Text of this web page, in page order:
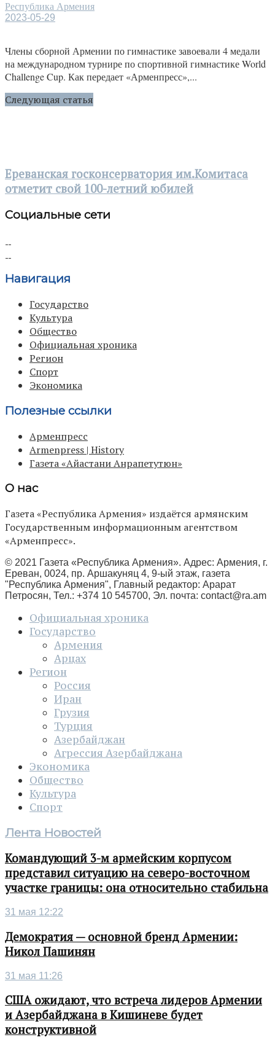
Республика Армения
2023-05-29
Члены сборной Армении по гимнастике завоевали 4 медали
на международном турнире по спортивной гимнастике World
Challenge Cup. Как передает «Арменпресс»,...
Следующая статья
Ереванская госконсерватория им.Комитаса
отметит свой 100-летний юбилей
Социальные сети
Навигация
Государство
Культура
Общество
Официальная хроника
Регион
Спорт
Экономика
Полезные ссылки
Арменпресс
Armenpress | History
Газета «Айастани Анрапетутюн»
О нас
Газета «Республика Армения» издаётся армянским
Государственным информационным агентством
«Арменпресс».
© 2021 Газета «Республика Армения». Адрес: Армения, г.
Ереван, 0024, пр. Аршакуняц 4, 9-ый этаж, газета
"Республика Армения", Главный редактор: Арарат
Петросян, Тел.: +374 10 545700, Эл. почта: contact@ra.am
Официальная хроника
Государство
Армения
Арцах
Регион
Россия
Иран
Грузия
Турция
Азербайджан
Агрессия Азербайджана
Экономика
Общество
Культура
Спорт
Лента Новостей
Командующий 3-м армейским корпусом
представил ситуацию на северо-восточном
участке границы: она относительно стабильна
31 мая 12:22
Демократия — основной бренд Армении:
Никол Пашинян
31 мая 11:26
США ожидают, что встреча лидеров Армении
и Азербайджана в Кишиневе будет
конструктивной